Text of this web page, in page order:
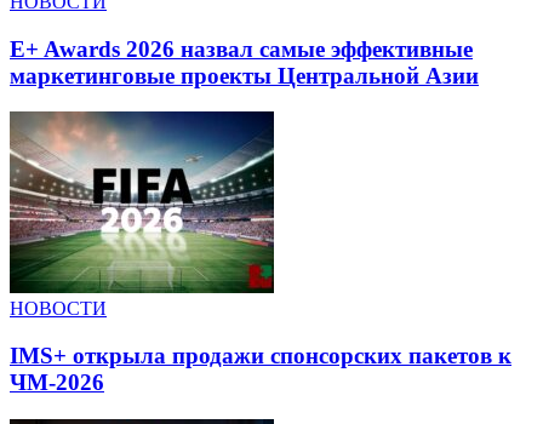
E+ Awards 2026 назвал самые эффективные
маркетинговые проекты Центральной Азии
НОВОСТИ
IMS+ открыла продажи спонсорских пакетов к
ЧМ-2026